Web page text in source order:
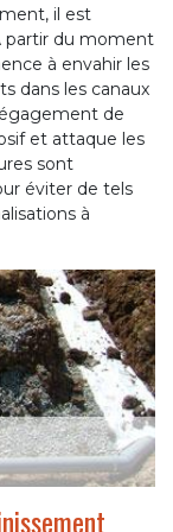
il est
partir du moment
à envahir les
dans les canaux
de
et attaque les
sont
éviter de tels
à